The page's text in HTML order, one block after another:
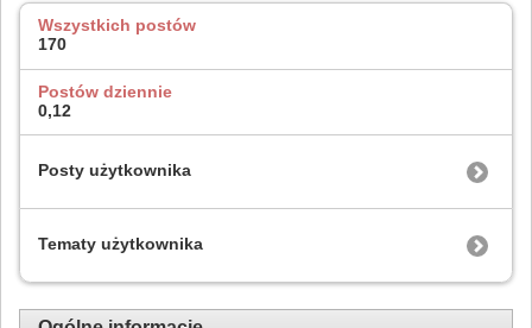
Wszystkich postów
170
Postów dziennie
0,12
Posty użytkownika
Tematy użytkownika